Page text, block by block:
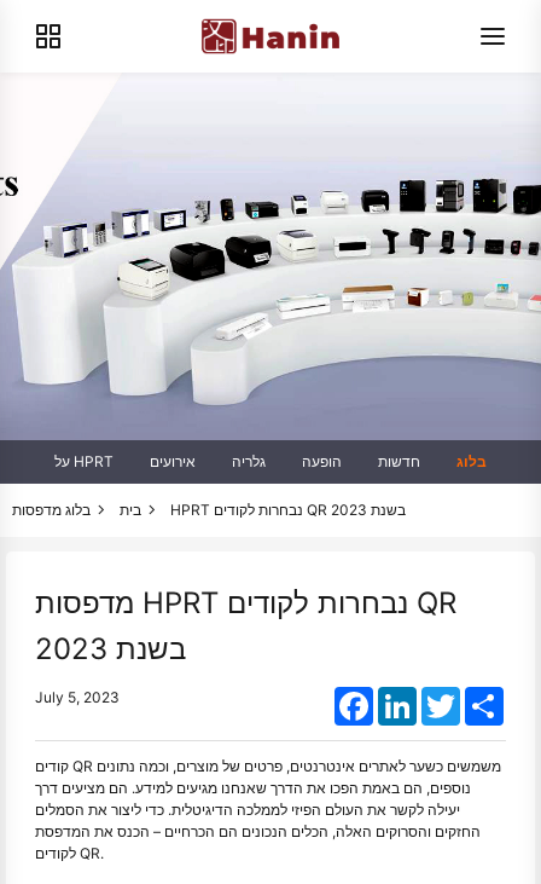
על HPRT אירועים גלריה הופעה חדשות בלוג
בית בלוג מדפסות HPRT נבחרות לקודים QR בשנת 2023
מדפסות HPRT נבחרות לקודים QR
בשנת 2023
July 5, 2023 FacebookLinkedInTwitter
קודים QR משמשים כשער לאתרים אינטרנטים, פרטים של מוצרים, וכמה נתונים
נוספים, הם באמת הפכו את הדרך שאנחנו מגיעים למידע. הם מציעים דרך
יעילה לקשר את העולם הפיזי לממלכה הדיגיטלית. כדי ליצור את הסמלים
החזקים והסרוקים האלה, הכלים הנכונים הם הכרחיים – הכנס את המדפסת
לקודים QR.